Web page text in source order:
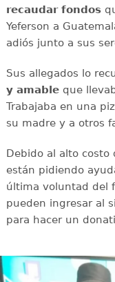
recaudar fondos
Yeferson a
adiós junto a sus
Sus allegados lo
y amableque
Trabajaba en una
su madre y a otros
Debido al alto costo
están pidiendo
última voluntad del
pueden ingresar al
para hacer un